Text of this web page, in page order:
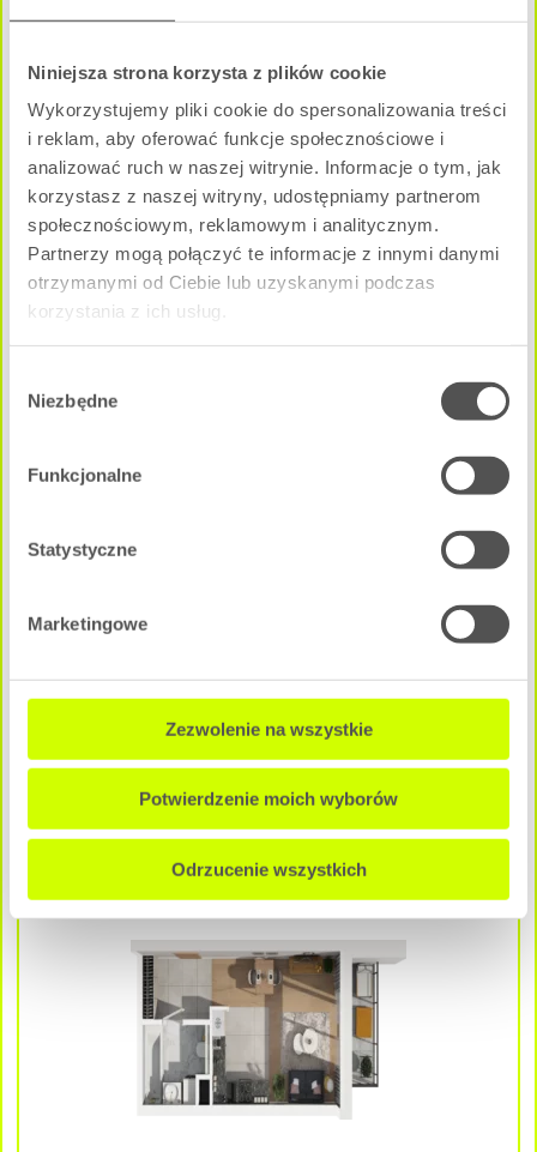
Niniejsza strona korzysta z plików cookie
Wykorzystujemy pliki cookie do spersonalizowania treści
i reklam, aby oferować funkcje społecznościowe i
analizować ruch w naszej witrynie. Informacje o tym, jak
korzystasz z naszej witryny, udostępniamy partnerom
społecznościowym, reklamowym i analitycznym.
Partnerzy mogą połączyć te informacje z innymi danymi
otrzymanymi od Ciebie lub uzyskanymi podczas
korzystania z ich usług.
zgody
Niezbędne
Funkcjonalne
Statystyczne
Marketingowe
Zezwolenie na wszystkie
Potwierdzenie moich wyborów
Odrzucenie wszystkich
1 pokój|Parter
Pow. użytkowa:
29.04 m
Cena całkowita mieszkania:
313 632 zł
NEGOCJUJ CENĘ
A - A1M3 Dostępne
1 pokój|1 Piętro
Pow. użytkowa:
29.04 m2
Cena całkowita mieszkania:
316 536 zł
NEGOCJUJ CENĘ
A - A2M3